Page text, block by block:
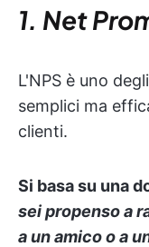
1. Net
L'NPS è uno
semplici ma
clienti.
Si basa su una
sei propenso a
a un amico o a